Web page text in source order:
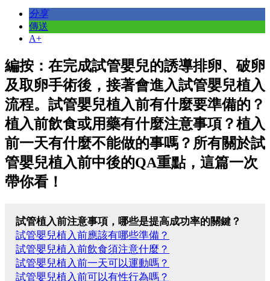
分享
傳送
A+
編按：在完成試管嬰兒的誘導排卵、破卵
及取卵手術後，接著會進入試管嬰兒植入
流程。試管嬰兒植入前有什麼要準備的？
植入前飲食或用藥有什麼注意事項？植入
前一天有什麼不能做的事嗎？所有關於試
管嬰兒植入前中後的QA重點，這篇一次
帶你看！
試管植入前注意事項 ，哪些是提高成功率的關鍵？
試管嬰兒植入前應該有哪些準備？
試管嬰兒植入前飲食須注意什麼？
試管嬰兒植入前一天可以運動嗎？
試管嬰兒植入前可以有性行為嗎？